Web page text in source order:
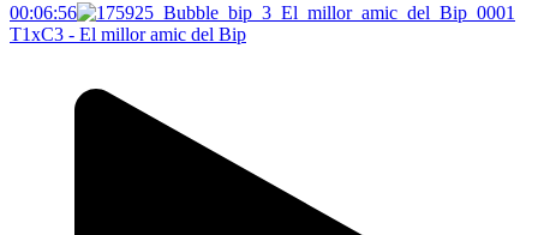
00:06:56
T1xC3 - El millor amic del Bip